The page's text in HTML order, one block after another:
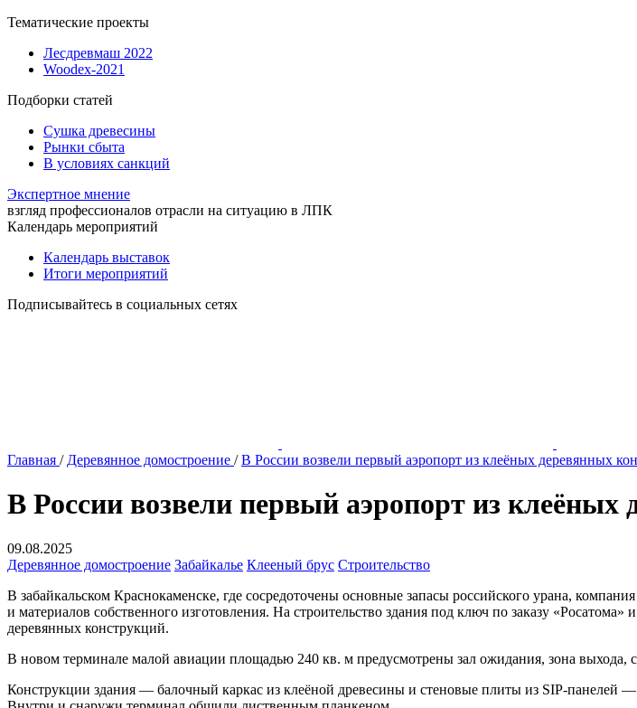
Тематические проекты
Лесдревмаш 2022
Woodex-2021
Подборки статей
Сушка древесины
Рынки сбыта
В условиях санкций
Экспертное мнение
взгляд профессионалов отрасли на ситуацию в ЛПК
Календарь мероприятий
Календарь выставок
Итоги мероприятий
Подписывайтесь в социальных сетях
Главная / Деревянное домостроение / В России возвели первый аэропорт из клеёных деревянных
В России возвели первый аэропорт из клеёных
09.08.2025
Деревянное домостроение Забайкалье Клееный брус Строительство
В забайкальском Краснокаменске, где сосредоточены основные запасы российского урана,
и материалов собственного изготовления. На строительство здания под ключ по заказу
деревянных конструкций.
В новом терминале малой авиации площадью 240 кв. м предусмотрены зал ожидания, зона выхода,
Конструкции здания — балочный каркас из клеёной древесины и стеновые плиты из SIP-панелей —